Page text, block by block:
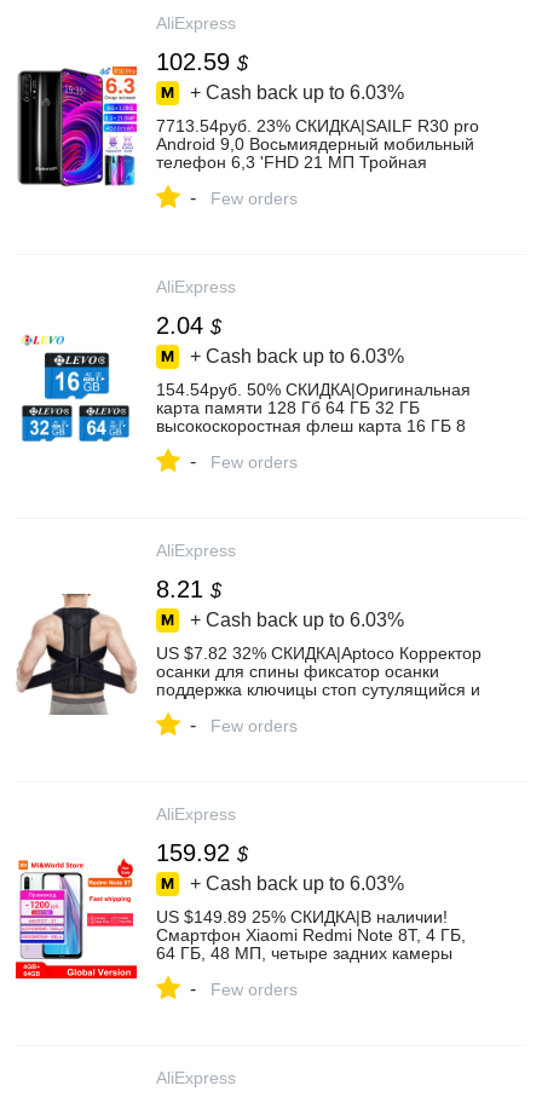
AliExpress
102.59 $
+ Cash back up to 6.03%
7713.54руб. 23% СКИДКА|SAILF R30 pro
Android 9,0 Восьмиядерный мобильный
телефон 6,3 'FHD 21 МП Тройная
4G gsm wcdma разблокирован|
- Few orders
AliExpress
2.04 $
+ Cash back up to 6.03%
154.54руб. 50% СКИДКА|Оригинальная
карта памяти 128 Гб 64 ГБ 32 ГБ
высокоскоростная флеш карта 16 ГБ 8
планшета/камеры/мобильного
- Few orders
AliExpress
8.21 $
+ Cash back up to 6.03%
US $7.82 32% СКИДКА|Aptoco Корректор
осанки для спины фиксатор осанки
поддержка ключицы стоп сутулящийся и
для спины унисекс|Брекеты и подставки|
- Few orders
AliExpress
159.92 $
+ Cash back up to 6.03%
US $149.89 25% СКИДКА|В наличии!
Смартфон Xiaomi Redmi Note 8T, 4 ГБ,
64 ГБ, 48 МП, четыре задних камеры
мАч, NFC|Мобильные телефоны| | -
- Few orders
AliExpress